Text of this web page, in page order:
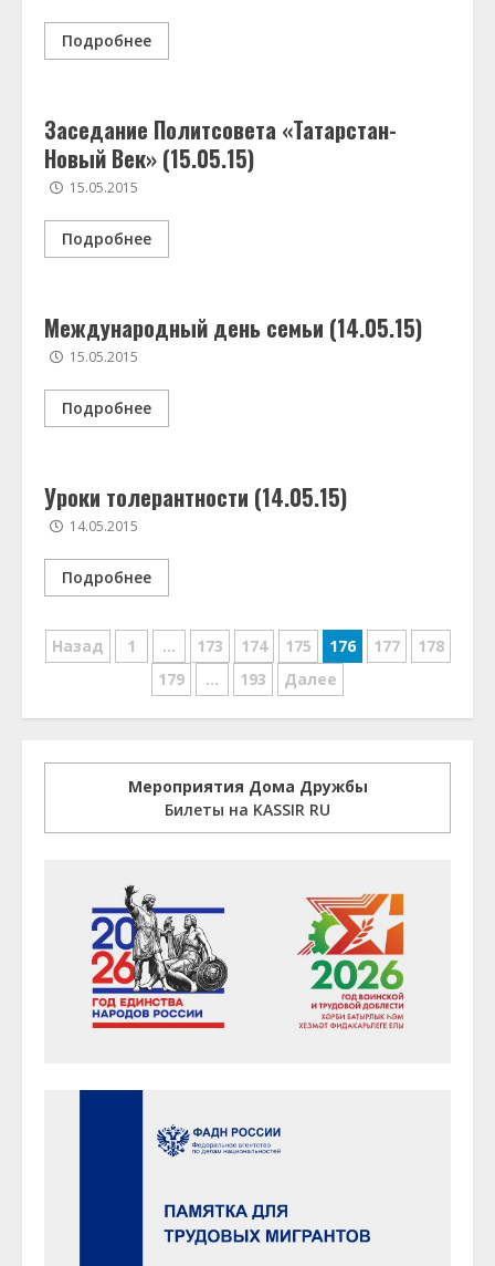
Подробнее
Заседание Политсовета «Татарстан-
Новый Век» (15.05.15)
15.05.2015
Подробнее
Международный день семьи (14.05.15)
15.05.2015
Подробнее
Уроки толерантности (14.05.15)
14.05.2015
Подробнее
Навигация
записям
Назад 1 … 173 174 175 176 177
178
179
… 193 Далее
Мероприятия Дома Дружбы
Билеты на KASSIR RU